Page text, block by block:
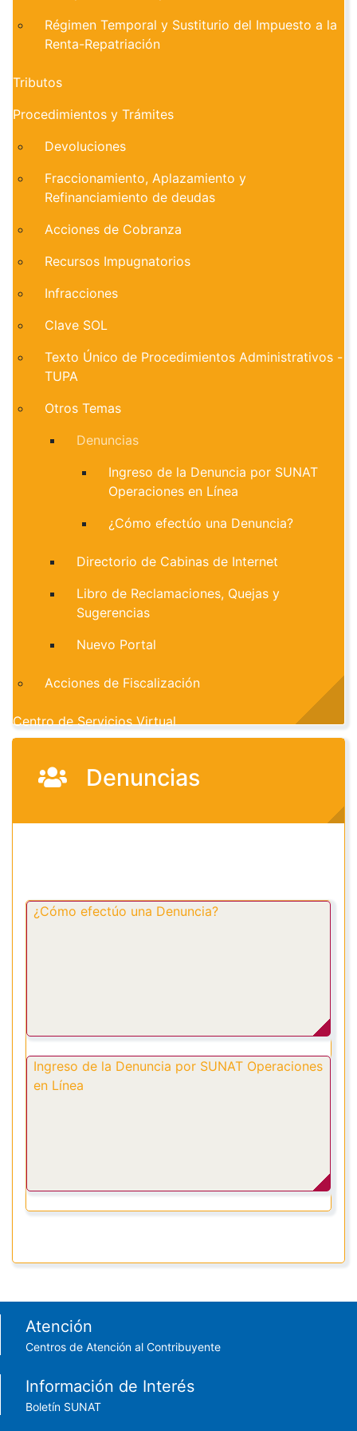
Denuncias
¿Cómo efectúo una Denuncia?
Ingreso de la Denuncia por SUNAT Operaciones
en Línea
Régimen Temporal y Sustiturio del Impuesto a la
Renta-Repatriación
Tributos
Procedimientos y Trámites
Devoluciones
Fraccionamiento, Aplazamiento y
Refinanciamiento de deudas
Acciones de Cobranza
Recursos Impugnatorios
Infracciones
Clave SOL
Texto Único de Procedimientos Administrativos -
TUPA
Otros Temas
Denuncias
Ingreso de la Denuncia por SUNAT
Operaciones en Línea
¿Cómo efectúo una Denuncia?
Directorio de Cabinas de Internet
Libro de Reclamaciones, Quejas y
Sugerencias
Nuevo Portal
Acciones de Fiscalización
Centro de Servicios Virtual
Footer menu
Atención
Centros de Atención al Contribuyente
Información de Interés
Boletín SUNAT